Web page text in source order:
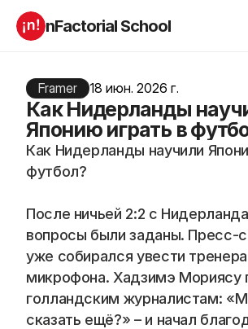
nFactorial School
О нас
Отзывы
Блог
Incubator 2026
Компаниям
Андроид разработчик
Алгоритмы
iOS с 0
Python-разработчик
Frontend на React
Data Science
Аналитик
QA инженер
Framer 18 июн. 2026 г.
Как Нидерланды
Японию играть в
Как Нидерланды научили
футбол?
После ничьей 2:2 с
вопросы были заданы. Пресс-
уже собирался увести
микрофона. Хадзимэ Мориясу
голландским журналистам:
сказать ещё?» – и начал